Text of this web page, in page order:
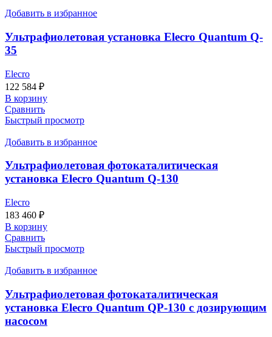
Добавить в избранное
Ультрафиолетовая установка Elecro Quantum Q-
35
Elecro
122 584 ₽
В корзину
Сравнить
Быстрый просмотр
Добавить в избранное
Ультрафиолетовая фотокаталитическая
установка Elecro Quantum Q-130
Elecro
183 460 ₽
В корзину
Сравнить
Быстрый просмотр
Добавить в избранное
Ультрафиолетовая фотокаталитическая
установка Elecro Quantum QP-130 с дозирующим
насосом